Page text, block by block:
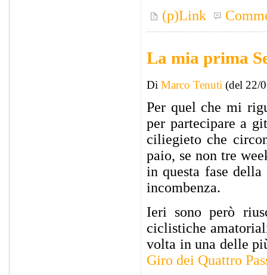
(p)Link
La mia prima
Di Marco Tenuti (del 22/
Per quel che mi
per partecipare a
ciliegieto che
paio, se non tre
in questa fase
incombenza.
Ieri sono però
ciclistiche
volta in una delle
Giro dei Quattro